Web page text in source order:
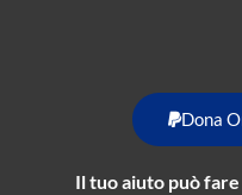
Dona
Il tuo aiuto può